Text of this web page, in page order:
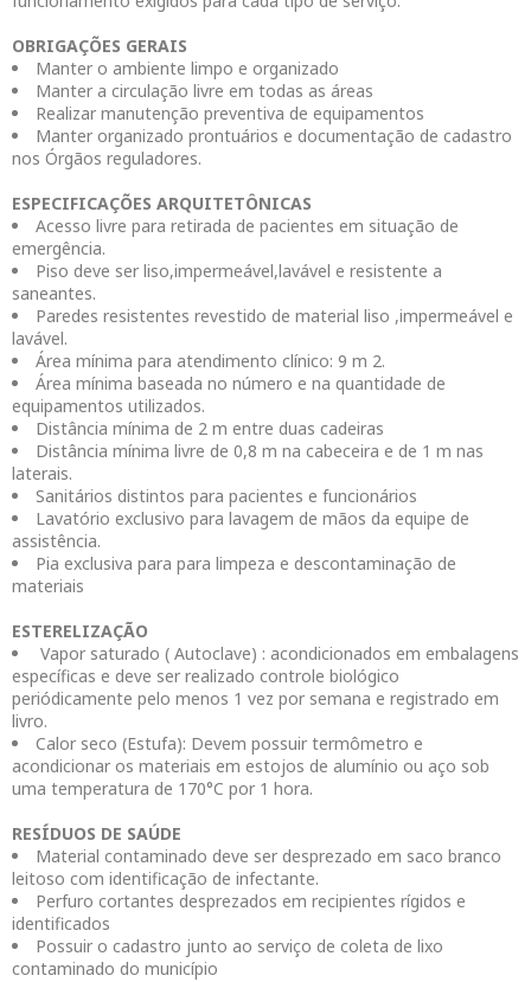
OBRIGAÇÕES GERAIS
Manter o ambiente limpo e organizado
Manter a circulação livre em todas as áreas
Realizar manutenção preventiva de equipamentos
Manter organizado prontuários e documentação de cadastro
nos Órgãos reguladores.
ESPECIFICAÇÕES ARQUITETÔNICAS
Acesso livre para retirada de pacientes em situação de
emergência.
Piso deve ser liso,impermeável,lavável e resistente a
saneantes.
Paredes resistentes revestido de material liso ,impermeável e
lavável.
Área mínima para atendimento clínico: 9 m 2.
Área mínima baseada no número e na quantidade de
equipamentos utilizados.
Distância mínima de 2 m entre duas cadeiras
Distância mínima livre de 0,8 m na cabeceira e de 1 m nas
laterais.
Sanitários distintos para pacientes e funcionários
Lavatório exclusivo para lavagem de mãos da equipe de
assistência.
Pia exclusiva para para limpeza e descontaminação de
materiais
ESTERELIZAÇÃO
Vapor saturado ( Autoclave) : acondicionados em embalagens
específicas e deve ser realizado controle biológico
periódicamente pelo menos 1 vez por semana e registrado em
livro.
Calor seco (Estufa): Devem possuir termômetro e
acondicionar os materiais em estojos de alumínio ou aço sob
uma temperatura de 170°C por 1 hora.
RESÍDUOS DE SAÚDE
Material contaminado deve ser desprezado em saco branco
leitoso com identificação de infectante.
Perfuro cortantes desprezados em recipientes rígidos e
identificados
Possuir o cadastro junto ao serviço de coleta de lixo
contaminado do município